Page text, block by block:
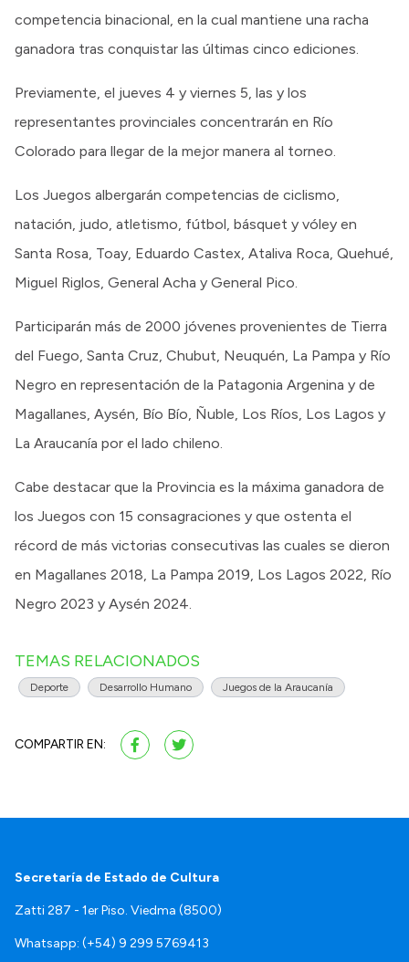
competencia binacional, en la cual mantiene una racha
ganadora tras conquistar las últimas cinco ediciones.
Previamente, el jueves 4 y viernes 5, las y los
representantes provinciales concentrarán en Río
Colorado para llegar de la mejor manera al torneo.
Los Juegos albergarán competencias de ciclismo,
natación, judo, atletismo, fútbol, básquet y vóley en
Santa Rosa, Toay, Eduardo Castex, Ataliva Roca, Quehué,
Miguel Riglos, General Acha y General Pico.
Participarán más de 2000 jóvenes provenientes de Tierra
del Fuego, Santa Cruz, Chubut, Neuquén, La Pampa y Río
Negro en representación de la Patagonia Argenina y de
Magallanes, Aysén, Bío Bío, Ñuble, Los Ríos, Los Lagos y
La Araucanía por el lado chileno.
Cabe destacar que la Provincia es la máxima ganadora de
los Juegos con 15 consagraciones y que ostenta el
récord de más victorias consecutivas las cuales se dieron
en Magallanes 2018, La Pampa 2019, Los Lagos 2022, Río
Negro 2023 y Aysén 2024.
TEMAS RELACIONADOS
Deporte Desarrollo Humano Juegos de la Araucanía
COMPARTIR EN:
Secretaría de Estado de Cultura
Zatti 287 - 1er Piso. Viedma (8500)
Whatsapp: (+54) 9 299 5769413